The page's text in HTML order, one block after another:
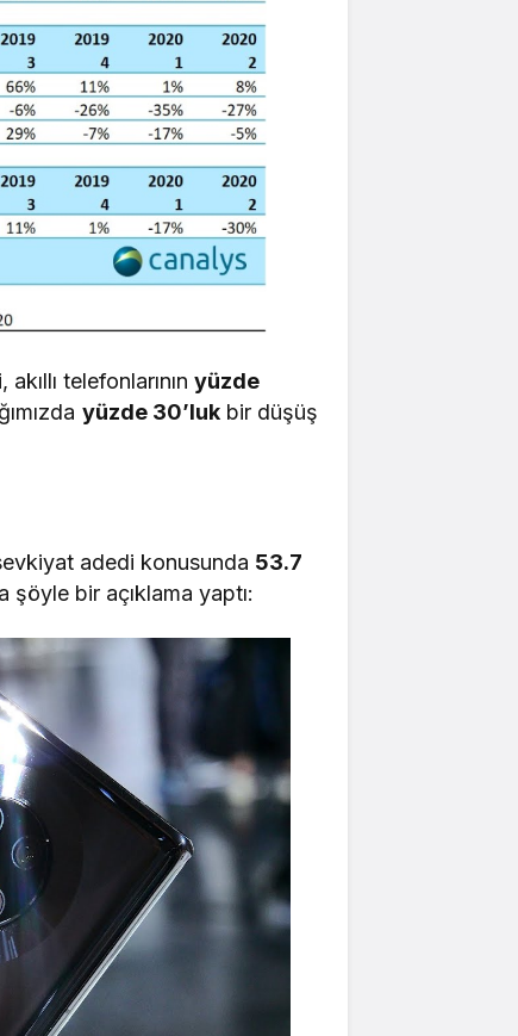
telefonlarınınyüzde
yüzde 30’lukbir düşüş
adedi konusunda 53.7
bir açıklama yaptı: